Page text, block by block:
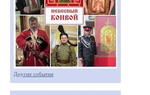
Другие события